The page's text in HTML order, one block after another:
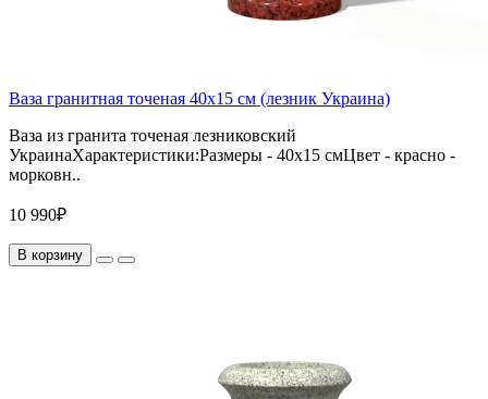
Ваза гранитная точеная 40х15 см (лезник Украина)
Ваза из гранита точеная лезниковский
УкраинаХарактеристики:Размеры - 40х15 смЦвет - красно -
морковн..
10 990₽
В корзину